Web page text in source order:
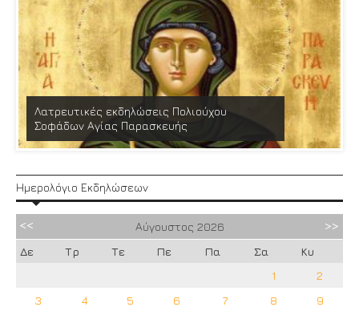
Λατρευτικές εκδηλώσεις Πολιούχου
Σοφάδων Αγίας Παρασκευής
Ημερολόγιο Εκδηλώσεων
Αύγουστος 2026
Δε
Τρ Τε Πε Πα Σα
Κυ
1
2
3
4 5 6 7 8
9